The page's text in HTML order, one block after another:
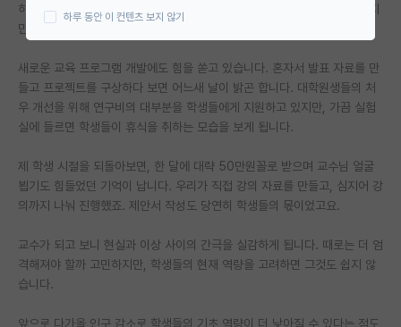
대학원 합격 후기 게시판
연구실(PI) 홍보 게시판
석박사 채용 정보 게시판
임용 정보 게시판
학부 인턴 게시판
취업 게시판
임용 후기 게시판
PI 전용 게시판
히 썼습니다. 학생들의 성장을 위해 학생들 이름을 제일 저자로 올리곤 했지
만, 실제 글쓰기는 제가 도맡았습니다.
새로운 교육 프로그램 개발에도 힘을 쏟고 있습니다. 혼자서 발표 자료를 만
들고 프로젝트를 구상하다 보면 어느새 날이 밝곤 합니다. 대학원생들의 처
우 개선을 위해 연구비의 대부분을 학생들에게 지원하고 있지만, 가끔 실험
실에 들르면 학생들이 휴식을 취하는 모습을 보게 됩니다.
제 학생 시절을 되돌아보면, 한 달에 대략 50만원꼴로 받으며 교수님 얼굴
뵙기도 힘들었던 기억이 납니다. 우리가 직접 강의 자료를 만들고, 심지어 강
의까지 나눠 진행했죠. 제안서 작성도 당연히 학생들의 몫이었고요.
교수가 되고 보니 현실과 이상 사이의 간극을 실감하게 됩니다. 때로는 더 엄
격해져야 할까 고민하지만, 학생들의 현재 역량을 고려하면 그것도 쉽지 않
습니다.
앞으로 다가올 인구 감소로 학생들의 기초 역량이 더 낮아질 수 있다는 점도
하루 동안 이 컨텐츠 보지 않기